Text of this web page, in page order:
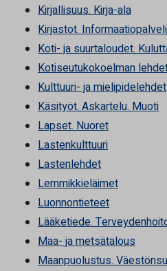
Kirjallisuus. Kirja-ala
Kirjastot.
Koti- ja suurtaloudet.
Kotiseutukokoelman
Kulttuuri- ja mielipidelehdet
Käsityöt. Askartelu. Muoti
Lapset. Nuoret
Lastenkulttuuri
Lastenlehdet
Lemmikkieläimet
Luonnontieteet
Lääketiede.
Maa- ja metsätalous
Maanpuolustus.